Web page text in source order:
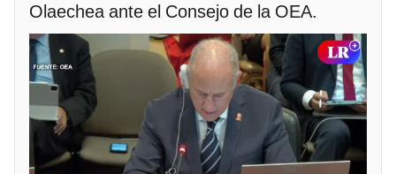
Olaechea ante el Consejo de la OEA.